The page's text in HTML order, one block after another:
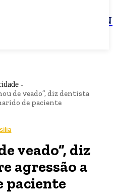
JBN
-
de veado”, diz dentista
de paciente
veado”, diz
agressão a
paciente